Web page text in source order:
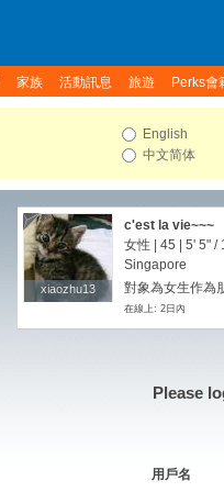
家族 活動訊息 旅遊 Perks會
English
中文简体
xiaozhu13
xiaozhu13
c'est la vie~~~
女性 | 45 | 5' 5" /
Singapore
對象為女生作為
在線上: 2日內
Please
用戶名